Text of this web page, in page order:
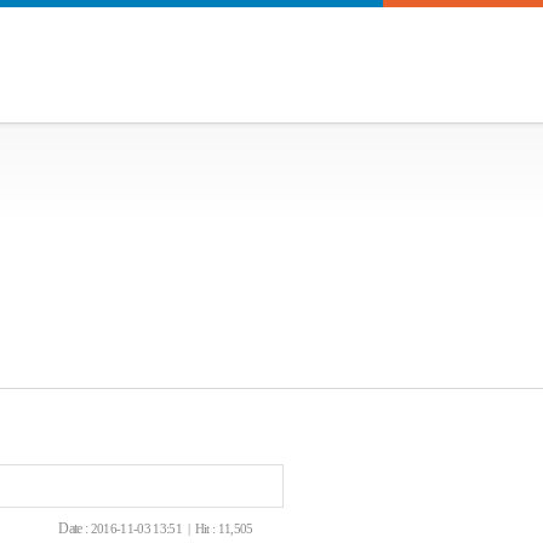
Date : 2016-11-03 13:51 | Hit : 11,505